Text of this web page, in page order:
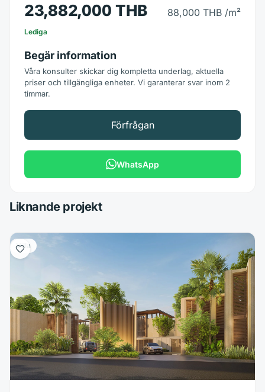
23,882,000 THB 88,000 THB /m²
Lediga
Begär information
Våra konsulter skickar dig kompletta underlag, aktuella
priser och tillgängliga enheter. Vi garanterar svar inom 2
timmar.
Förfrågan
WhatsApp
Liknande projekt
Villa